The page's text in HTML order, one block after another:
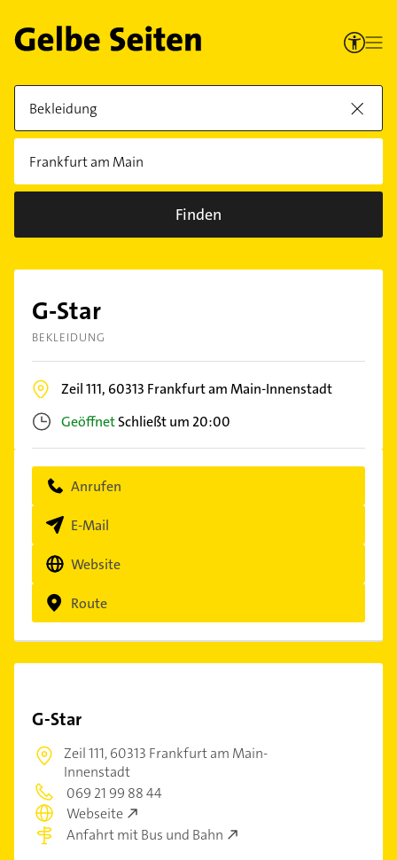
Finden
G-Star
BEKLEIDUNG
Zeil 111, 60313 Frankfurt am Main-Innenstadt
GeöffnetSchließt um 20:00
Anrufen
E-Mail
Website
Route
G-Star
Zeil 111,60313 Frankfurt am Main-
Innenstadt
069 21 99 88 44
Webseite
Anfahrt mit Bus und Bahn